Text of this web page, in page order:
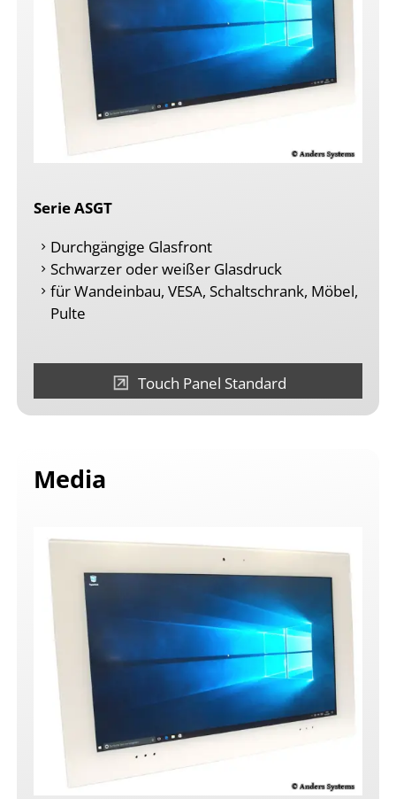
Serie ASGT
Durchgängige Glasfront
Schwarzer oder weißer Glasdruck
für Wandeinbau, VESA, Schaltschrank, Möbel,
Pulte
Touch Panel Standard
Media